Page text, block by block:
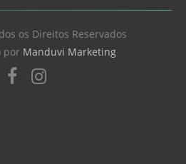
os Direitos Reservados
por Manduvi Marketing